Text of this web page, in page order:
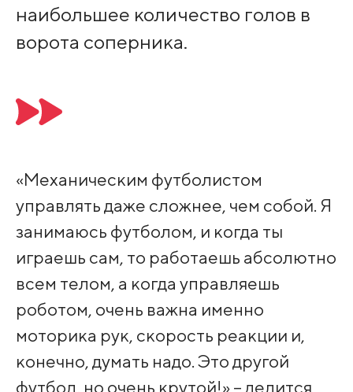
наибольшее количество голов в
ворота соперника.
«Механическим футболистом
управлять даже сложнее, чем собой. Я
занимаюсь футболом, и когда ты
играешь сам, то работаешь абсолютно
всем телом, а когда управляешь
роботом, очень важна именно
моторика рук, скорость реакции и,
конечно, думать надо. Это другой
футбол, но очень крутой!» – делится